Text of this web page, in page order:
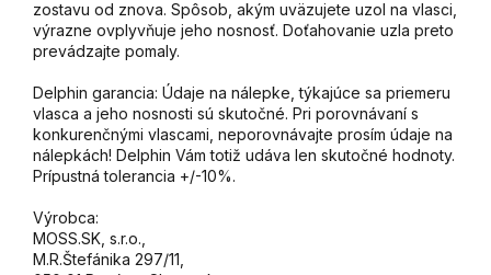
zostavu od znova. Spôsob, akým uväzujete uzol na vlasci,
výrazne ovplyvňuje jeho nosnosť. Doťahovanie uzla preto
prevádzajte pomaly.
Delphin garancia: Údaje na nálepke, týkajúce sa priemeru
vlasca a jeho nosnosti sú skutočné. Pri porovnávaní s
konkurenčnými vlascami, neporovnávajte prosím údaje na
nálepkách! Delphin Vám totiž udáva len skutočné hodnoty.
Prípustná tolerancia +/-10%.
Výrobca:
MOSS.SK, s.r.o.,
M.R.Štefánika 297/11,